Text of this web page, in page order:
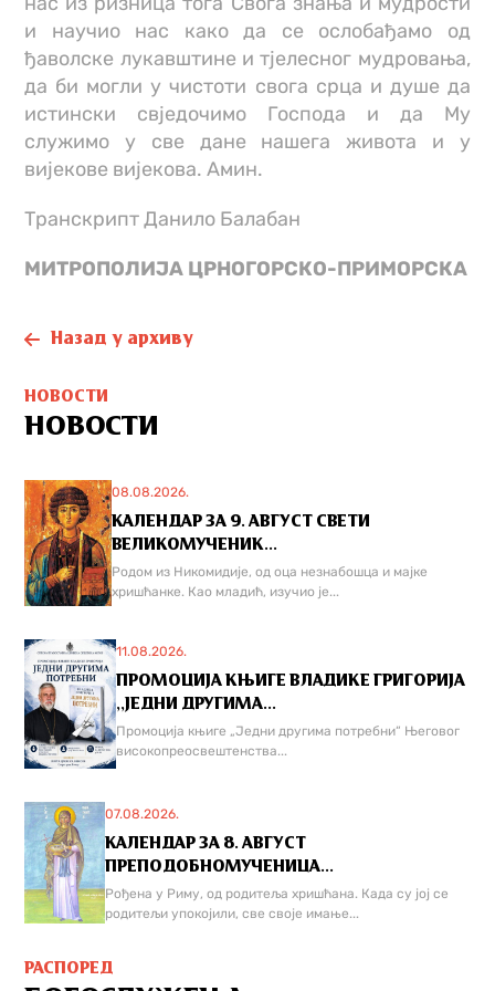
и научио нас како да се ослобађамо од
ђаволске лукавштине и тјелесног мудровања,
да би могли у чистоти свога срца и душе да
истински свједочимо Господа и да Му
служимо у све дане нашега живота и у
вијекове вијекова. Амин.
Транскрипт Данило Балабан
МИТРОПОЛИЈА ЦРНОГОРСКО-ПРИМОРСКА
Назад у архиву
НОВОСТИ
НОВОСТИ
08.08.2026.
КАЛЕНДАР ЗА 9. АВГУСТ СВЕТИ
ВЕЛИКОМУЧЕНИК...
Родом из Никомидије, од оца незнабошца и мајке
хришћанке. Као младић, изучио је...
11.08.2026.
ПРОМОЦИЈА КЊИГЕ ВЛАДИКЕ ГРИГОРИЈА
,,ЈЕДНИ ДРУГИМА...
Промоција књиге „Једни другима потребни“ Његовог
високопреосвештенства...
07.08.2026.
КАЛЕНДАР ЗА 8. АВГУСТ
ПРЕПОДОБНОМУЧЕНИЦА...
Рођена у Риму, од родитеља хришћана. Када су јој се
родитељи упокојили, све своје имање...
РАСПОРЕД